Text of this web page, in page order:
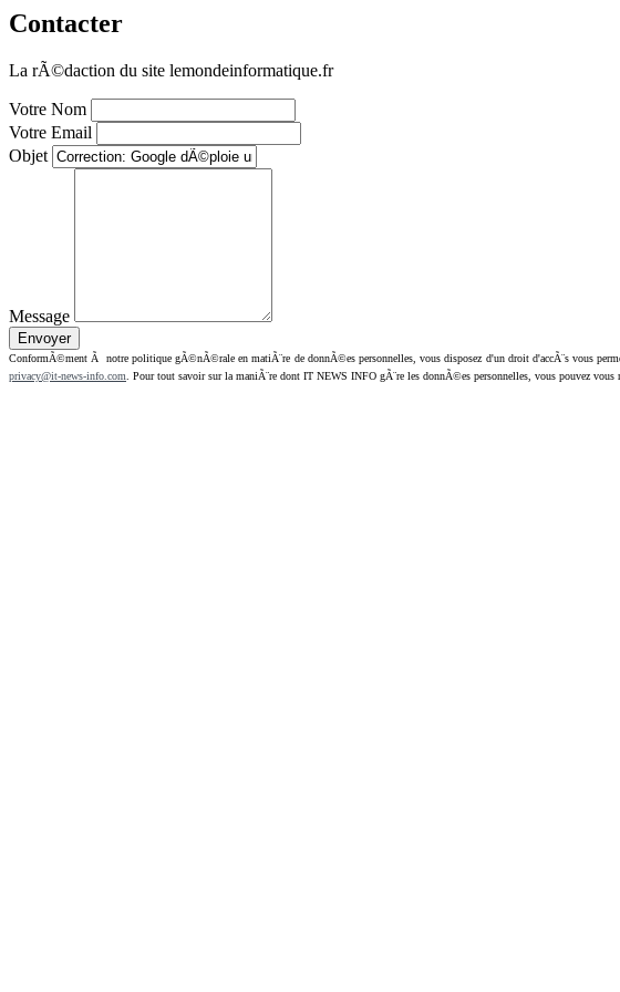
Contacter
La rÃ©daction du site lemondeinformatique.fr
Votre Nom
Votre Email
Objet
Message
ConformÃ©ment Ã notre politique gÃ©nÃ©rale en matiÃ¨re de donnÃ©es personnelles, vous disposez d'un droit d'accÃ¨s vous
privacy@it-news-info.com . Pour tout savoir sur la maniÃ¨re dont IT NEWS INFO gÃ¨re les donnÃ©es personnelles, vous pouvez